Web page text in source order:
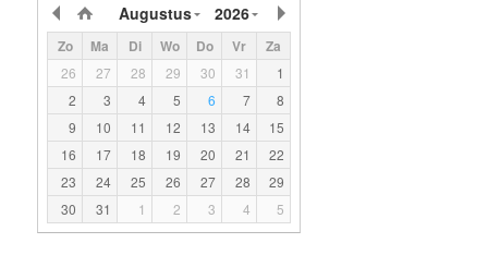
Augustus 2026
Zo Ma Di Wo Do Vr Za
26 27 28 29 30 31
1
2
3 4 5 6 7
8
9
10 11 12 13 14
15
16
17 18 19 20 21
22
23
24 25 26 27 28
29
30
31 1 2 3 4 5